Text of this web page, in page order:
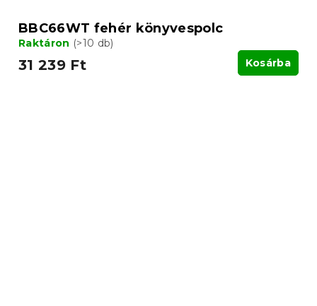
BBC66WT fehér könyvespolc
Raktáron (>10 db)
31 239 Ft Kosárba